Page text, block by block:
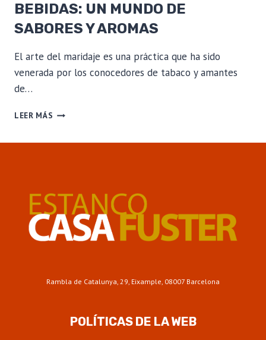
BEBIDAS: UN MUNDO DE
SABORES Y AROMAS
El arte del maridaje es una práctica que ha sido
venerada por los conocedores de tabaco y amantes
de…
LEER MÁS MARIDAJE
DE
SABORES
Y
AROMAS
Rambla de Catalunya, 29, Eixample, 08007 Barcelona
POLÍTICAS DE LA WEB